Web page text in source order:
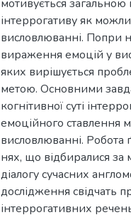
мотивується
інтеррогативу як
висловлюванні. Попри
вираження емоцій у
яких вирішується
метою. Основними
когнітивної суті
емоційного ставлення
висловлюванні. Робота
нях, що відбиралися за
діалогу сучасних
дослідження свідчать
інтеррогативних